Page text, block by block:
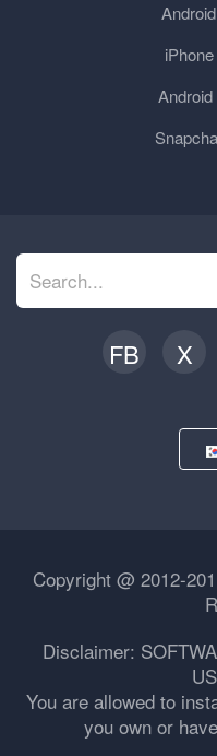
FB X
Copyright @ 2012-
Disclaimer:
You are allowed to
you own or